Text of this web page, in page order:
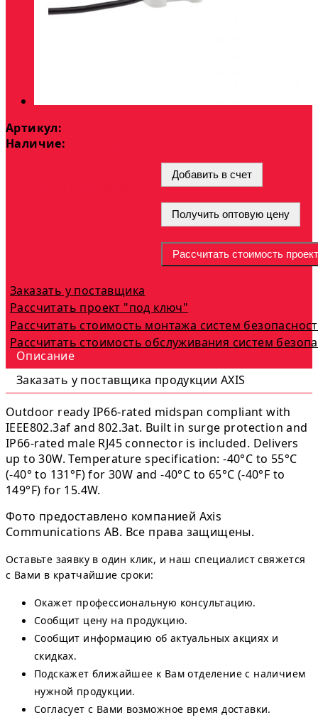
Артикул:
Наличие:
опт Добавить в счет
Получить оптовую цену
Рассчитать стоимость
Заказать у поставщика
Рассчитать проект "под ключ"
Рассчитать стоимость монтажа систем
Рассчитать стоимость обслуживания систем
Описание
Заказать у поставщика продукции AXIS
Outdoor ready IP66-rated midspan compliant with
IEEE802.3af and 802.3at. Built in surge protection and
IP66-rated male RJ45 connector is included. Delivers
up to 30W. Temperature specification: -40°C to 55°C
(-40° to 131°F) for 30W and -40°C to 65°C (-40°F to
149°F) for 15.4W.
Фото предоставлено компанией Axis
Communications AB. Все права защищены.
Оставьте заявку в один клик, и наш специалист свяжется
с Вами в кратчайшие сроки:
Окажет профессиональную консультацию.
Сообщит цену на продукцию.
Сообщит информацию об актуальных акциях и
скидках.
Подскажет ближайшее к Вам отделение с наличием
нужной продукции.
Согласует с Вами возможное время доставки.